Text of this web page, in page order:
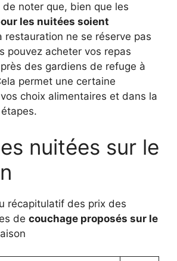
noter que, bien que les
les nuitées soient
restauration ne se réserve pas
pouvez acheter vos repas
des gardiens de refuge à
permet une certaine
choix alimentaires et dans la
nuitées sur le
récapitulatif des prix des
de couchage proposés sur le